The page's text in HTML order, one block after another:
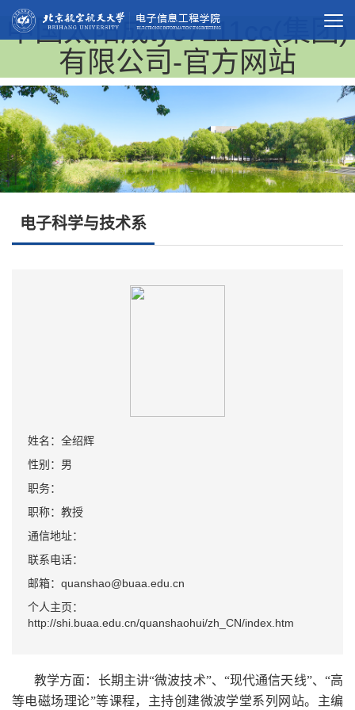
中国太阳成tyc7111cc(集团)
有限公司-官方网站
电子科学与技术系
姓名：全绍辉
性别：男
职务：
职称：教授
通信地址：
联系电话：
邮箱：quanshao@buaa.edu.cn
个人主页：
http://shi.buaa.edu.cn/quanshaohui/zh_CN/index.htm
教学方面： 长期主讲“微波技术”、 “现代通信天线”、 “高
等电磁场理论”等课程，主持创建微波学堂系列网站。主编